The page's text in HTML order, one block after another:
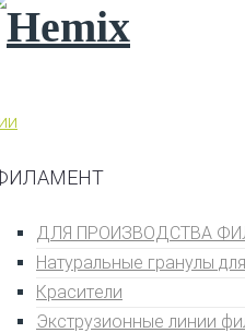
ДЛЯ ПРОИЗВОДСТВА
Натуральные гранулы
Кpаситeли
Экструзионные линии